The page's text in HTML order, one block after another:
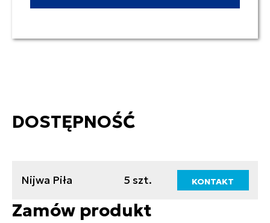
DOSTĘPNOŚĆ
Nijwa Piła 5 szt. KONTAKT
Zamów produkt